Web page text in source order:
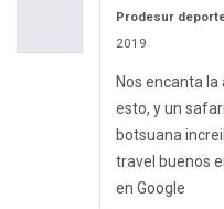
Prodesur
2019
Nos encanta
esto, y un
botsuana
travel buenos
en Google